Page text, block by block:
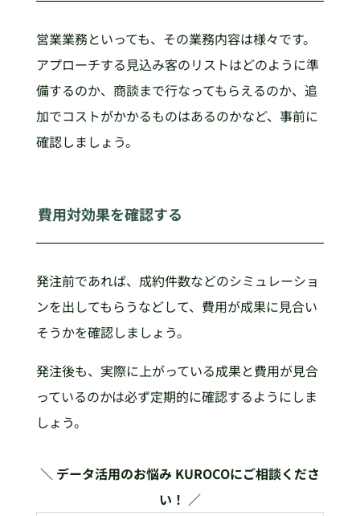
営業業務といっても、その業務内容は様々です。
アプローチする見込み客のリストはどのように準
備するのか、商談まで行なってもらえるのか、追
加でコストがかかるものはあるのかなど、事前に
確認しましょう。
費用対効果を確認する
発注前であれば、成約件数などのシミュレーショ
ンを出してもらうなどして、費用が成果に見合い
そうかを確認しましょう。
発注後も、実際に上がっている成果と費用が見合
っているのかは必ず定期的に確認するようにしま
しょう。
＼ データ活用のお悩み KUROCOにご相談くださ
い！ ／